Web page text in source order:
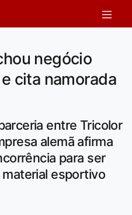
negócio
cita namorada
entre Tricolor
alemã afirma
para ser
esportivo